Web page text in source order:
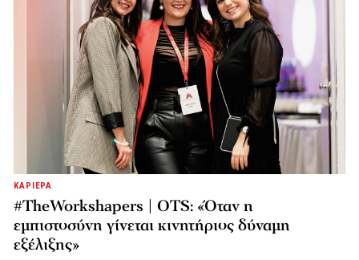
ΚΑΡΙΕΡΑ
#TheWorkshapers | OTS: «Όταν η
εμπιστοσύνη γίνεται κινητήριος δύναμη
εξέλιξης»